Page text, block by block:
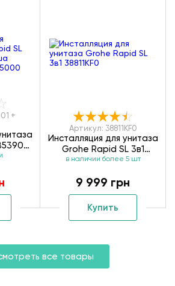
+
Артикул: 38811KF0
Инсталляция для унитаза
Grohe Rapid SL 3в1
38811KF0
в наличии более 5 шт
9 999 грн
Купить
все товары